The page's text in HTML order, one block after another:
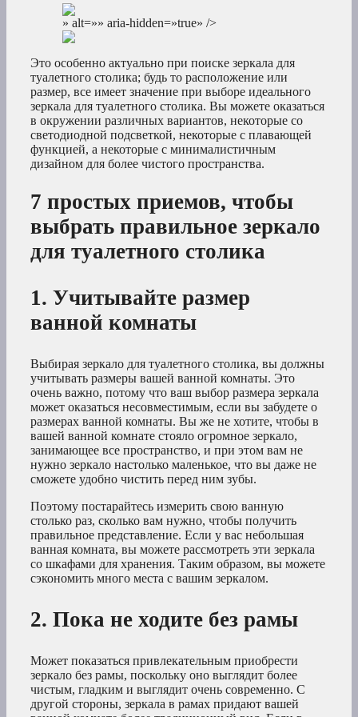
» alt=»» aria-hidden=»true» />
Это особенно актуально при поиске зеркала для
туалетного столика; будь то расположение или
размер, все имеет значение при выборе идеального
зеркала для туалетного столика. Вы можете оказаться
в окружении различных вариантов, некоторые со
светодиодной подсветкой, некоторые с плавающей
функцией, а некоторые с минималистичным
дизайном для более чистого пространства.
7 простых приемов, чтобы
выбрать правильное зеркало
для туалетного столика
1. Учитывайте размер
ванной комнаты
Выбирая зеркало для туалетного столика, вы должны
учитывать размеры вашей ванной комнаты. Это
очень важно, потому что ваш выбор размера зеркала
может оказаться несовместимым, если вы забудете о
размерах ванной комнаты. Вы же не хотите, чтобы в
вашей ванной комнате стояло огромное зеркало,
занимающее все пространство, и при этом вам не
нужно зеркало настолько маленькое, что вы даже не
сможете удобно чистить перед ним зубы.
Поэтому постарайтесь измерить свою ванную
столько раз, сколько вам нужно, чтобы получить
правильное представление. Если у вас небольшая
ванная комната, вы можете рассмотреть эти зеркала
со шкафами для хранения. Таким образом, вы можете
сэкономить много места с вашим зеркалом.
2. Пока не ходите без рамы
Может показаться привлекательным приобрести
зеркало без рамы, поскольку оно выглядит более
чистым, гладким и выглядит очень современно. С
другой стороны, зеркала в рамах придают вашей